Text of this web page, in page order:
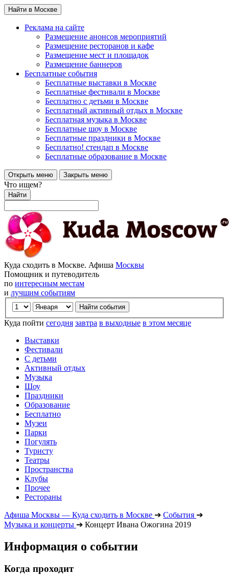
Найти в Москве
Реклама на сайте
Размещение анонсов мероприятий
Размещение ресторанов и кафе
Размещение мест и площадок
Размещение баннеров
Бесплатные события
Бесплатные выставки в Москве
Бесплатные фестивали в Москве
Бесплатно с детьми в Москве
Бесплатный активный отдых в Москве
Бесплатная музыка в Москве
Бесплатные шоу в Москве
Бесплатные праздники в Москве
Бесплатно! стендап в Москве
Бесплатные образование в Москве
Открыть меню Закрыть меню
Что ищем?
Найти
Куда сходить в Москве. Афиша Москвы
Помощник и путеводитель
по интересным местам
и лучшим событиям
Куда пойти сегодня завтра в выходные в этом месяце
Выставки
Фестивали
С детьми
Активный отдых
Музыка
Шоу
Праздники
Образование
Бесплатно
Музеи
Парки
Погулять
Туристу
Театры
Пространства
Клубы
Прочее
Рестораны
Афиша Москвы — Куда сходить в Москве ➔ События ➔
Музыка и концерты ➔ Концерт Ивана Ожогина 2019
Информация о событии
Когда проходит